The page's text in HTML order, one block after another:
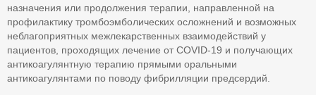
назначения или продолжения терапии, направленной на
профилактику тромбоэмболических осложнений и возможных
неблагоприятных межлекарственных взаимодействий у
пациентов, проходящих лечение от COVID-19 и получающих
антикоагулянтную терапию прямыми оральными
антикоагулянтами по поводу фибрилляции предсердий.